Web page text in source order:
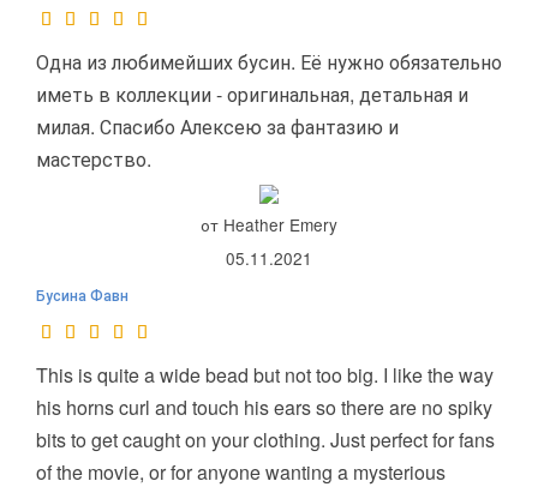
Одна из любимейших бусин. Её нужно обязательно
иметь в коллекции - оригинальная, детальная и
милая. Спасибо Алексею за фантазию и
мастерство.
от Heather Emery
05.11.2021
Бусина Фавн
This is quite a wide bead but not too big. I like the way
his horns curl and touch his ears so there are no spiky
bits to get caught on your clothing. Just perfect for fans
of the movie, or for anyone wanting a mysterious